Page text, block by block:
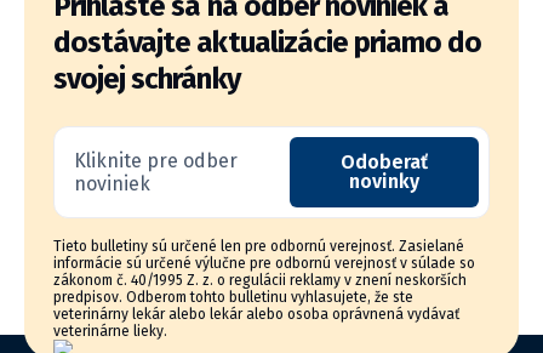
dostávajte aktualizácie priamo do
svojej schránky
Kliknite pre odber
noviniek
Odoberať
novinky
Tieto bulletiny sú určené len pre odbornú verejnosť. Zasielané
informácie sú určené výlučne pre odbornú verejnosť v súlade so
zákonom č. 40/1995 Z. z. o regulácii reklamy v znení neskorších
predpisov. Odberom tohto bulletinu vyhlasujete, že ste
veterinárny lekár alebo lekár alebo osoba oprávnená vydávať
veterinárne lieky.